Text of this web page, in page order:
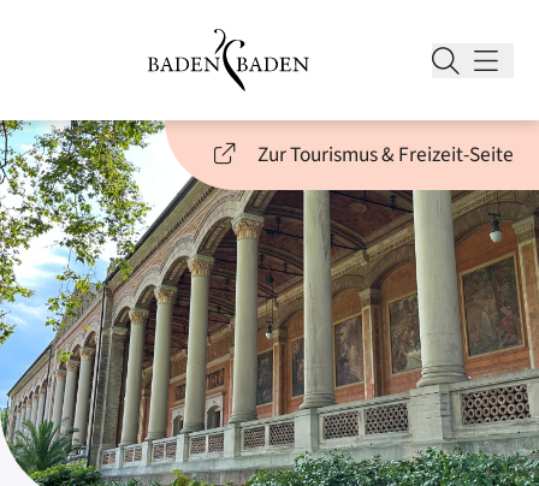
Zur Tourismus & Freizeit-Seite